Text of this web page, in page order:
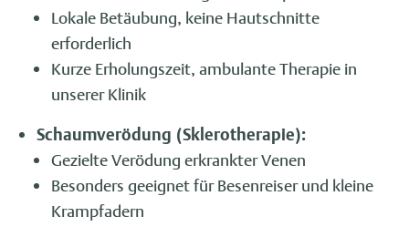
Lokale Betäubung, keine Hautschnitte
erforderlich
Kurze Erholungszeit, ambulante Therapie in
unserer Klinik
Schaumverödung (Sklerotherapie):
Gezielte Verödung erkrankter Venen
Besonders geeignet für Besenreiser und kleine
Krampfadern